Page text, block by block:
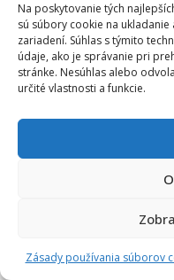
Na poskytovanie tých
sú súbory cookie na
zariadení. Súhlas s týmito
údaje, ako je správanie pri
stránke. Nesúhlas alebo
určité vlastnosti a funkcie.
Zásady používania súborov